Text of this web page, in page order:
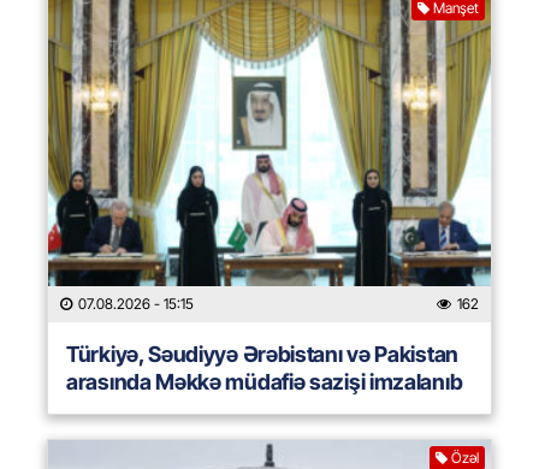
Manşet
07.08.2026 - 15:15 162
Türkiyə, Səudiyyə Ərəbistanı və Pakistan
arasında Məkkə müdafiə sazişi imzalanıb
Özəl